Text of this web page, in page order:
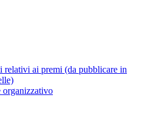
relativi ai premi (da pubblicare in
organizzativo